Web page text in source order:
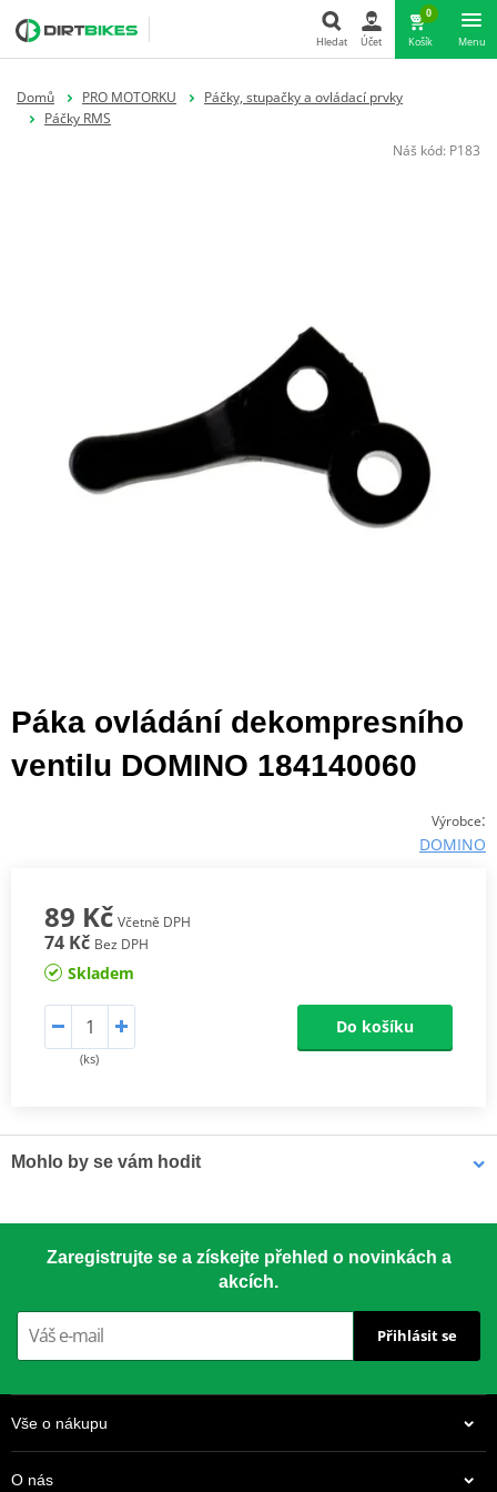
Hledat Účet
0
Košík Menu
Domů PRO MOTORKU
Páčky, stupačky a ovládací prvky
Páčky RMS
Náš kód: P183
Páka ovládání dekompresního
ventilu DOMINO 184140060
Výrobce:
DOMINO
89 Kč Včetně DPH
74 Kč Bez DPH
Skladem
(ks)
Do košíku
Mohlo by se vám hodit
Zaregistrujte se a získejte přehled o novinkách a
akcích.
Přihlásit se
Vše o nákupu
O nás